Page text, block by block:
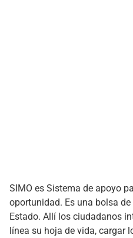
SIMO es Sistema de apoyo
oportunidad. Es una bolsa
Estado. Allí los ciudadanos
línea su hoja de vida, cargar